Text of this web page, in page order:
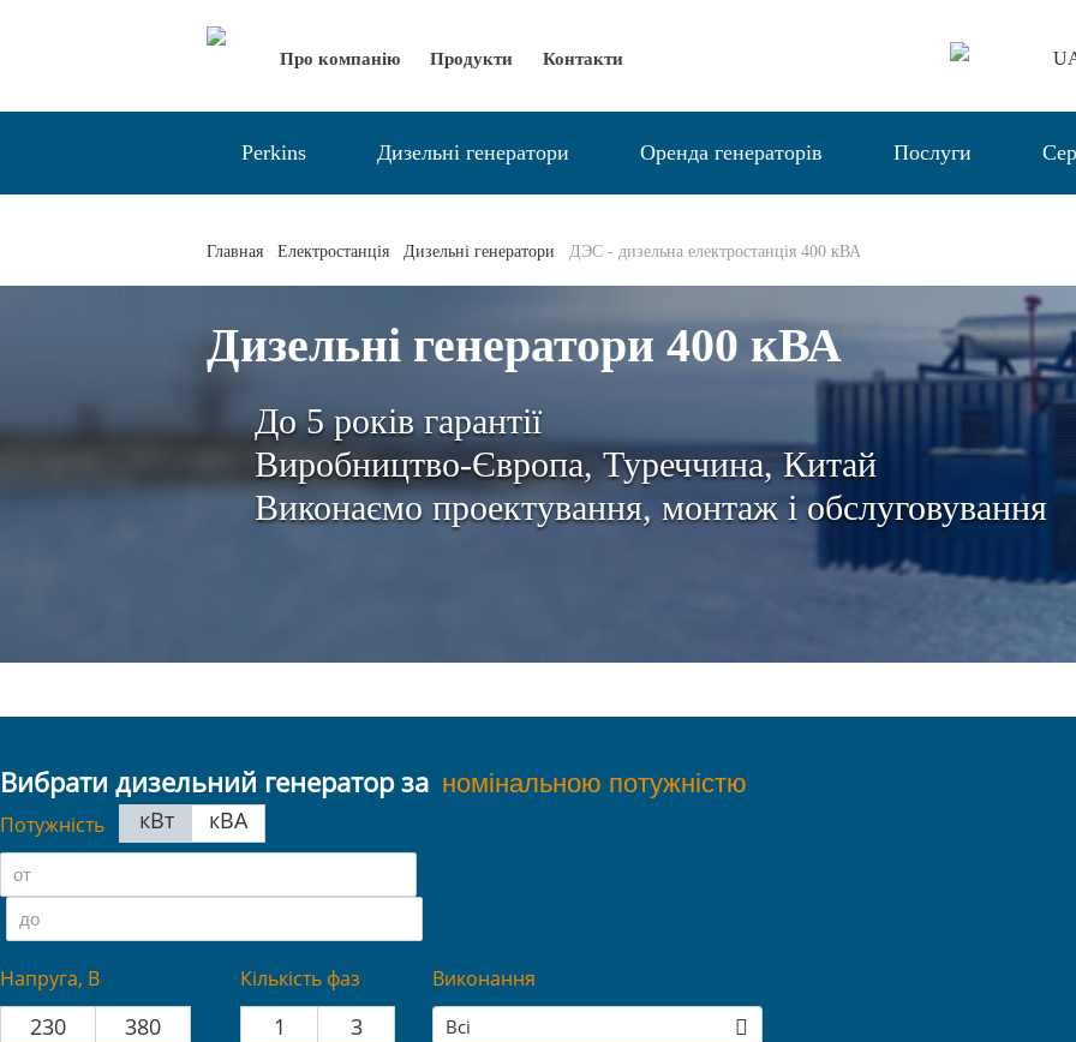
Про компанію Продукти Контакти
Perkins Дизельні генератори Оренда генераторів Послуги
Главная Електростанція Дизельні генератори ДЭС - дизельна електростанція 400 кВА
Дизельні генератори 400 кВА
До 5 років гарантії
Виробництво-Європа, Туреччина, Китай
Виконаємо проектування, монтаж і обслуговування
Вибрати дизельний генератор за
Потужність кВт кВА
Напруга, В
230 380
Кількість фаз
1 3
Виконання
Всі